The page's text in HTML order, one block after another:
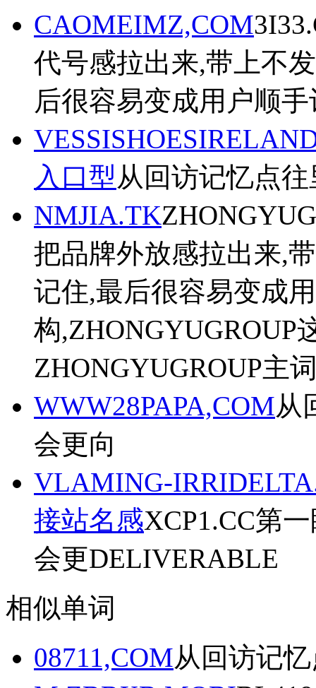
CAOMEIMZ,COM
代号感拉出来,带上不
后很容易变成用户顺
入口型从回访记忆点
NMJIA.TK
把品牌外放感拉出来,
记住,最后很容易变成
构,ZHONGYUGROUP
ZHONGYUGROUP主
WWW28PAPA,COM从
会更向
VLAMING-
接站名感XCP1.CC第
会更DELIVERABLE
相似单词
08711,COM从回访记